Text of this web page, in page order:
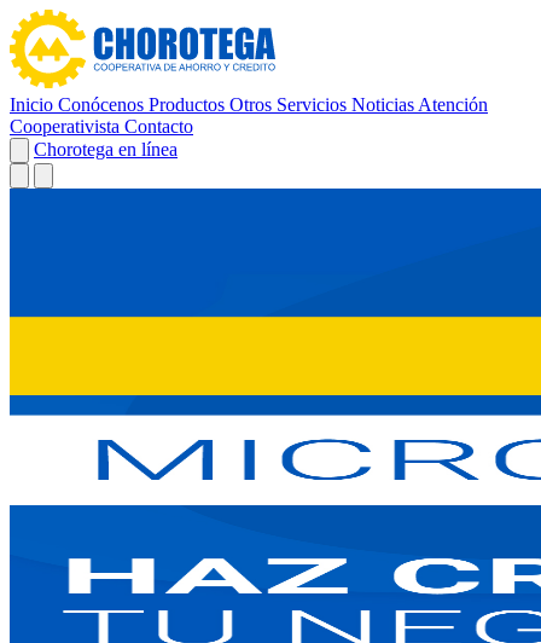
Inicio Conócenos Productos Otros Servicios Noticias Atención
Cooperativista Contacto
Chorotega en línea